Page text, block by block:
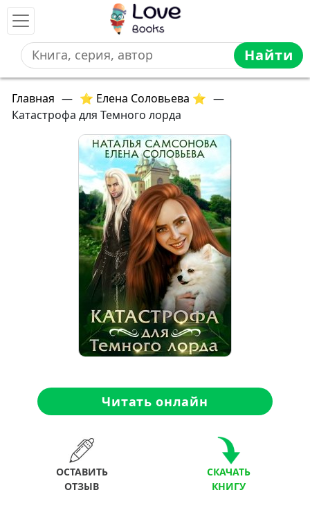
Найти
Главная — ⭐ Елена Соловьева ⭐ —
Катастрофа для Темного лорда
Читать онлайн
ОСТАВИТЬ
ОТЗЫВ
СКАЧАТЬ
КНИГУ